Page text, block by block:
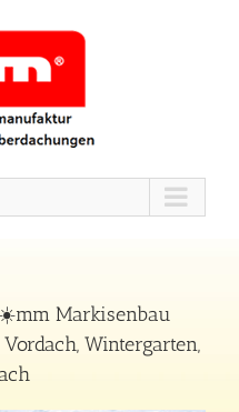
Markisenbau
Wintergarten,